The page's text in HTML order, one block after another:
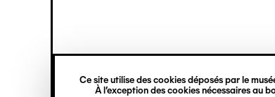
Ce site utilise des cookies déposés par le
À l’exception des cookies nécessaires au
verticale